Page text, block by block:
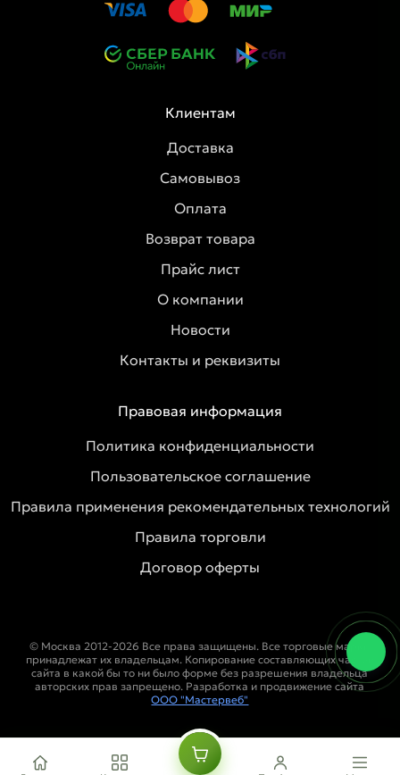
Клиентам
Доставка
Самовывоз
Оплата
Возврат товара
Прайс лист
О компании
Новости
Контакты и реквизиты
Правовая информация
Политика конфиденциальности
Пользовательское соглашение
Правила применения рекомендательных технологий
Правила торговли
Договор оферты
© Москва 2012-2026 Все права защищены. Все торговые марки
принадлежат их владельцам. Копирование составляющих частей
сайта в какой бы то ни было форме без разрешения владельца
авторских прав запрещено. Разработка и продвижение сайта
ООО "Мастервеб"